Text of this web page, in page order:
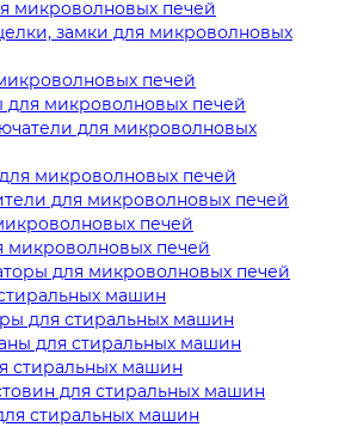
микроволновых печей
замки для микроволновых
печей
для микроволновых печей
для микроволновых
микроволновых печей
для микроволновых печей
печей
микроволновых печей
для микроволновых печей
машин
для стиральных машин
для стиральных машин
стиральных машин
для стиральных машин
стиральных машин